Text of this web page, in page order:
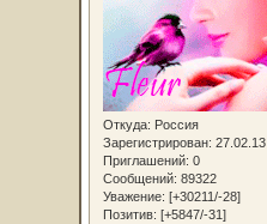
Откуда: Россия
Зарегистрирован: 27.02.13
Приглашений: 0
Сообщений: 89322
Уважение: [+30211/-28]
Позитив: [+5847/-31]